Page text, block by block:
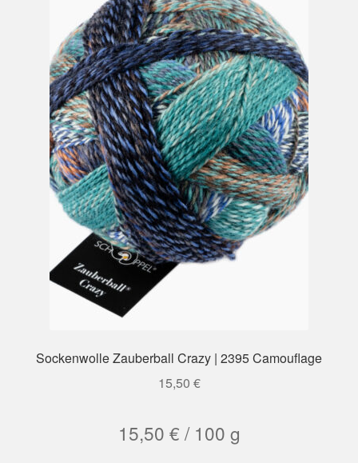
Sockenwolle Zauberball Crazy | 2395 Camouflage
15,50 €
15,50 € / 100 g